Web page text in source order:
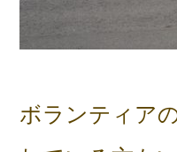
ボランティア